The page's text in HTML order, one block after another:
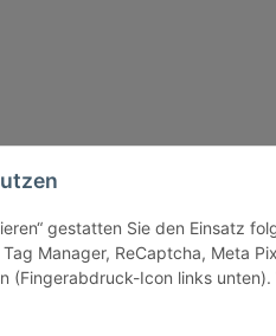
gestatten Sie den Einsatz
Manager, ReCaptcha, Meta
(Fingerabdruck-Icon links